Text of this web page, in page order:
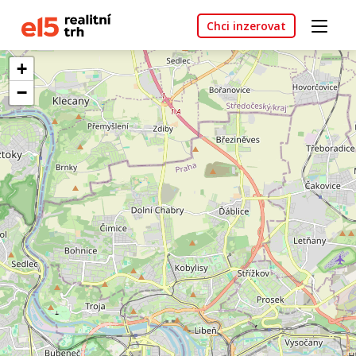
Chci inzerovat
+
−